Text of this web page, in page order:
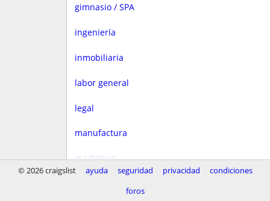
gimnasio / SPA
ingeniería
inmobiliaria
labor general
legal
manufactura
marketing
© 2026 craigslist ayuda seguridad privacidad
condiciones
foros